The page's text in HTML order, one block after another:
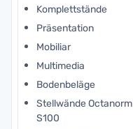
Komplettstände
Präsentation
Mobiliar
Multimedia
Bodenbeläge
Stellwände Octanorm
S100